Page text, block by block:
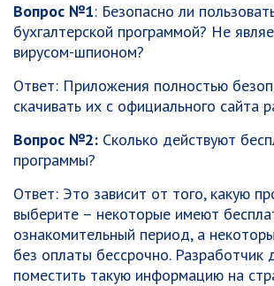
Вопрос №1: Безопасно ли
бухгалтерской программой? Не
вирусом-шпионом?
Ответ: Приложения полностью
скачивать их с официального сайта
Вопрос №2: Сколько действуют
программы?
Ответ: Это зависит от того, какую
выберите – некоторые имеют
ознакомительный период, а
без оплаты бессрочно. Разработчик
поместить такую информацию на